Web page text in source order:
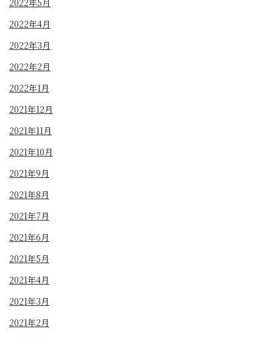
2022年5月
2022年4月
2022年3月
2022年2月
2022年1月
2021年12月
2021年11月
2021年10月
2021年9月
2021年8月
2021年7月
2021年6月
2021年5月
2021年4月
2021年3月
2021年2月